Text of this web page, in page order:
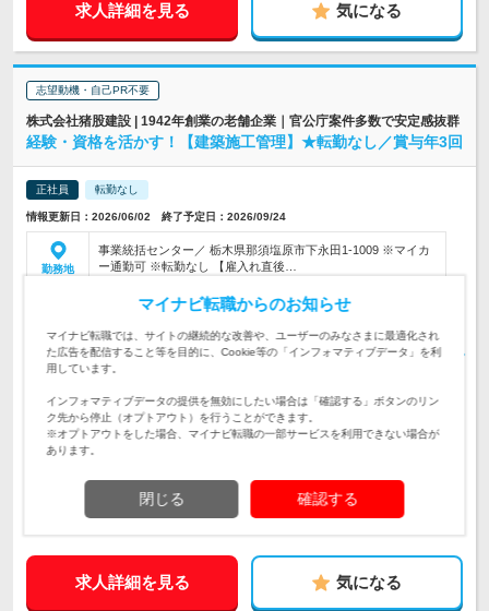
求人詳細を見る 気になる
志望動機・自己PR不要
株式会社猪股建設 | 1942年創業の老舗企業｜官公庁案件多数で安定感抜群
経験・資格を活かす！【建築施工管理】★転勤なし／賞与年3回
正社員 転勤なし
情報更新日：2026/06/02 終了予定日：2026/09/24
勤務地
事業統括センター／ 栃木県那須塩原市下永田1-1009 ※マイカ
ー通勤可 ※転勤なし 【雇入れ直後…
給与
月給：300,000円～500,000円（一律手当を含む） ※月給には
初年度の年収：550～800万円
栃木県北部を中心とした建築工事現場での施工管理業務全般を
対象と
【経験を活かせる】《必須》高卒以上／現場監督の経験をお持
ちの方／1級建築施工管理技士をお持ちの方／普通自動車運転
設立：1965年6月／従業員数：70人／本社所在地：栃木県
求人詳細を見る 気になる
マイナビ転職からのお知らせ
マイナビ転職では、サイトの継続的な改善や、ユーザーのみなさまに最適化され
た広告を配信すること等を目的に、Cookie等の「インフォマティブデータ」を利
用しています。
インフォマティブデータの提供を無効にしたい場合は「確認する」ボタンのリン
ク先から停止（オプトアウト）を行うことができます。
※オプトアウトをした場合、マイナビ転職の一部サービスを利用できない場合が
あります。
閉じる 確認する